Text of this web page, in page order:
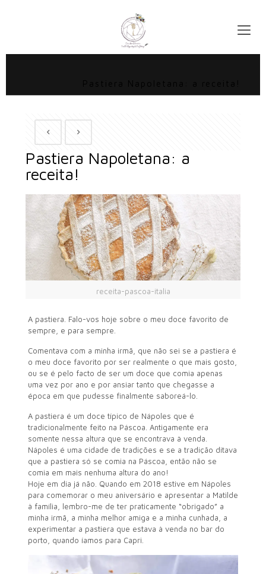
Pastiera Napoletana: a
receita!
receita-pascoa-italia
A pastiera. Falo-vos hoje sobre o meu doce favorito de
sempre, e para sempre.
Comentava com a minha irmã, que não sei se a pastiera é
o meu doce favorito por ser realmente o que mais gosto,
ou se é pelo facto de ser um doce que comia apenas
uma vez por ano e por ansiar tanto que chegasse a
época em que pudesse finalmente saboreá-lo.
A pastiera é um doce típico de Nápoles que é
tradicionalmente feito na Páscoa. Antigamente era
somente nessa altura que se encontrava à venda.
Nápoles é uma cidade de tradições e se a tradição ditava
que a pastiera só se comia na Páscoa, então não se
comia em mais nenhuma altura do ano!
Hoje em dia já não. Quando em 2018 estive em Nápoles
para comemorar o meu aniversário e apresentar a Matilde
à família, lembro-me de ter praticamente “obrigado” a
minha irmã, a minha melhor amiga e a minha cunhada, a
experimentar a pastiera que estava à venda no bar do
porto, quando íamos para Capri.